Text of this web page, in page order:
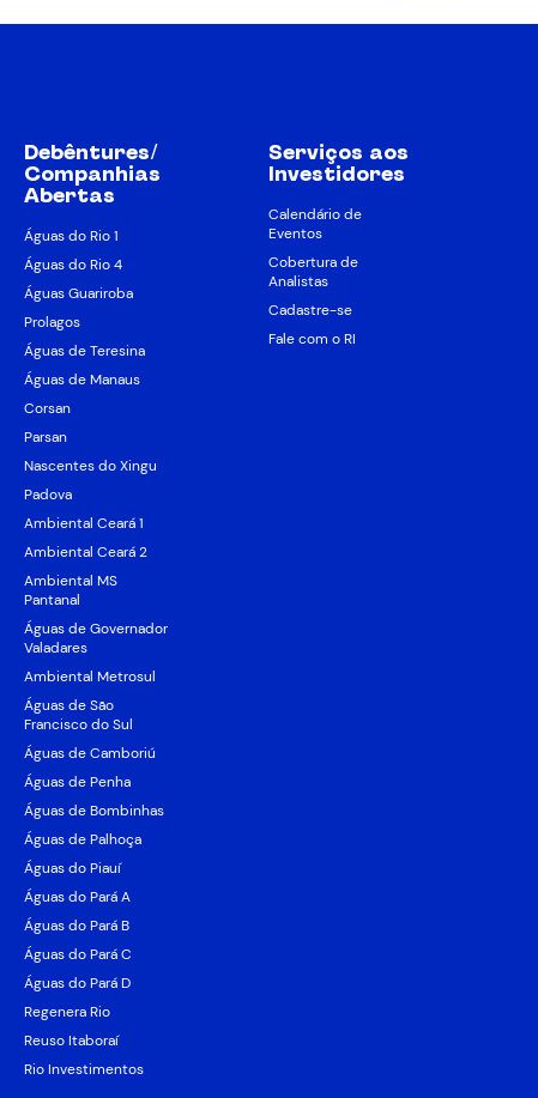
Debêntures/
Companhias
Abertas
Águas do Rio 1
Águas do Rio 4
Águas Guariroba
Prolagos
Águas de Teresina
Águas de Manaus
Corsan
Parsan
Nascentes do Xingu
Padova
Ambiental Ceará 1
Ambiental Ceará 2
Ambiental MS
Pantanal
Águas de Governador
Valadares
Ambiental Metrosul
Águas de São
Francisco do Sul
Águas de Camboriú
Águas de Penha
Águas de Bombinhas
Águas de Palhoça
Águas do Piauí
Águas do Pará A
Águas do Pará B
Águas do Pará C
Águas do Pará D
Regenera Rio
Reuso Itaboraí
Rio Investimentos
Serviços aos
Investidores
Calendário de
Eventos
Cobertura de
Analistas
Cadastre-se
Fale com o RI